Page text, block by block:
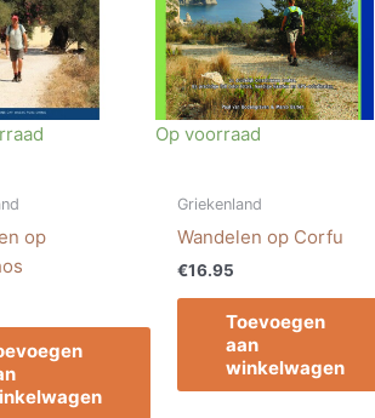
op
Op voorraad
Griekenland
Wandelen op Corfu
€16.95
Toevoegen
aan
winkelwagen